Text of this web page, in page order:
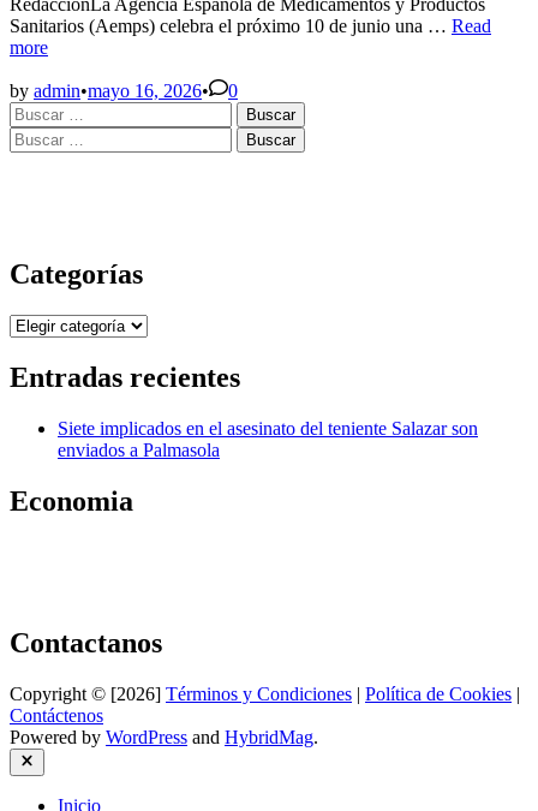
RedacciónLa Agencia Española de Medicamentos y Productos
Sanitarios (Aemps) celebra el próximo 10 de junio una … La
Read
more
by admin•mayo 16, 2026•
0
Buscar:
Buscar:
Categorías
Categorías
Entradas recientes
Siete implicados en el asesinato del teniente Salazar son
enviados a Palmasola
Economia
Contactanos
Copyright © [2026] Términos y Condiciones | Política de Cookies |
Contáctenos
Powered by WordPress and HybridMag.
Close
Inicio